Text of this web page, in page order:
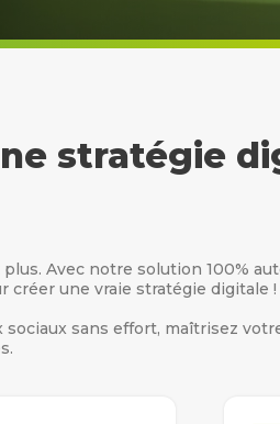
stratégie
Avec notre solution 100%
créer une vraie stratégie digitale !
sociaux sans effort, maîtrisez